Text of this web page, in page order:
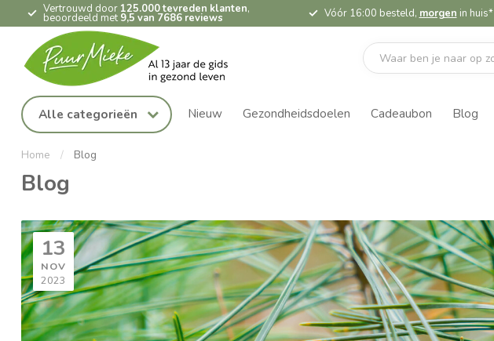
Vertrouwd door 125.000 tevreden klanten,
beoordeeld met 9,5 van 7686 reviews Vóór 16:00 besteld, morgen in huis*
Alle categorieën Nieuw Gezondheidsdoelen Cadeaubon Blog
Home / Blog
Blog
13
NOV
2023